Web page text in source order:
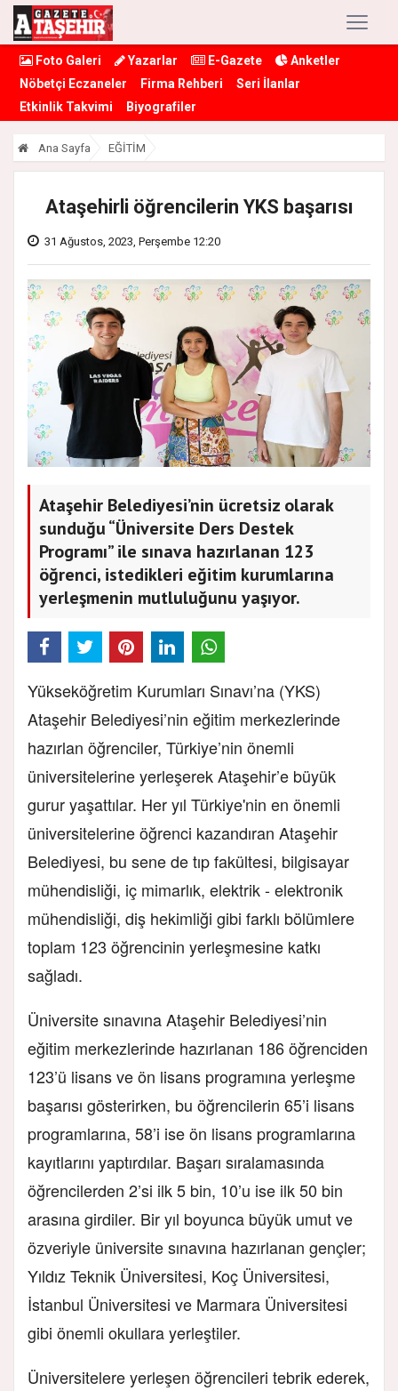
Foto Galeri Yazarlar E-Gazete
Anketler
Nöbetçi Eczaneler
Firma Rehberi
Seri İlanlar
Etkinlik Takvimi
Biyografiler
Ana Sayfa EĞİTİM
Ataşehirli öğrencilerin YKS başarısı
31 Ağustos, 2023, Perşembe 12:20
Ataşehir Belediyesi’nin ücretsiz olarak
sunduğu “Üniversite Ders Destek
Programı” ile sınava hazırlanan 123
öğrenci, istedikleri eğitim kurumlarına
yerleşmenin mutluluğunu yaşıyor.
Yükseköğretim Kurumları Sınavı’na (YKS)
Ataşehir Belediyesi’nin eğitim merkezlerinde
hazırlan öğrenciler, Türkiye’nin önemli
üniversitelerine yerleşerek Ataşehir’e büyük
gurur yaşattılar. Her yıl Türkiye'nin en önemli
üniversitelerine öğrenci kazandıran Ataşehir
Belediyesi, bu sene de tıp fakültesi, bilgisayar
mühendisliği, iç mimarlık, elektrik - elektronik
mühendisliği, diş hekimliği gibi farklı bölümlere
toplam 123 öğrencinin yerleşmesine katkı
sağladı.
Üniversite sınavına Ataşehir Belediyesi’nin
eğitim merkezlerinde hazırlanan 186 öğrenciden
123’ü lisans ve ön lisans programına yerleşme
başarısı gösterirken, bu öğrencilerin 65’i lisans
programlarına, 58’i ise ön lisans programlarına
kayıtlarını yaptırdılar. Başarı sıralamasında
öğrencilerden 2’si ilk 5 bin, 10’u ise ilk 50 bin
arasına girdiler. Bir yıl boyunca büyük umut ve
özveriyle üniversite sınavına hazırlanan gençler;
Yıldız Teknik Üniversitesi, Koç Üniversitesi,
İstanbul Üniversitesi ve Marmara Üniversitesi
gibi önemli okullara yerleştiler.
Üniversitelere yerleşen öğrencileri tebrik ederek,